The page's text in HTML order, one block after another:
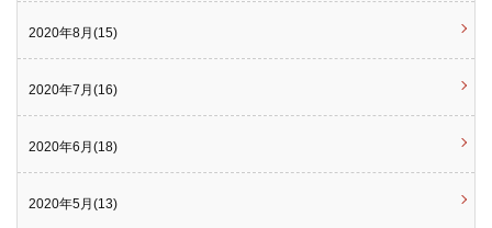
2020年8月(15)
2020年7月(16)
2020年6月(18)
2020年5月(13)